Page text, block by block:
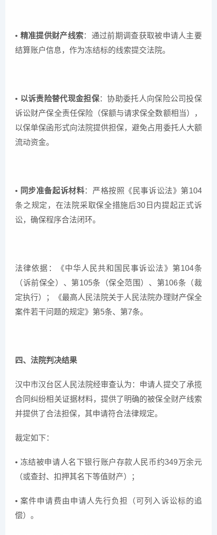
• 精准提供财产线索：通过前期调查获取被申请人主要
结算账户信息，作为冻结标的线索提交法院。
• 以诉责险替代现金担保：协助委托人向保险公司投保
诉讼财产保全责任保险（保额与请求保全数额相当），
以保单保函形式向法院提供担保，避免占用委托人大额
流动资金。
• 同步准备起诉材料：严格按照《民事诉讼法》第104
条之规定，在法院采取保全措施后30日内提起正式诉
讼，确保程序合法闭环。
法律依据：《中华人民共和国民事诉讼法》第104条
（诉前保全）、第105条（保全范围）、第106条（裁
定执行）；《最高人民法院关于人民法院办理财产保全
案件若干问题的规定》第5条、第7条。
四、法院判决结果
汉中市汉台区人民法院经审查认为：申请人提交了承揽
合同纠纷相关证据材料，提供了明确的被保全财产线索
并提供了合法担保，其申请符合法律规定。
裁定如下：
• 冻结被申请人名下银行账户存款人民币约349万余元
（或查封、扣押其名下等值财产）；
• 案件申请费由申请人先行负担（可列入诉讼标的追
偿）。